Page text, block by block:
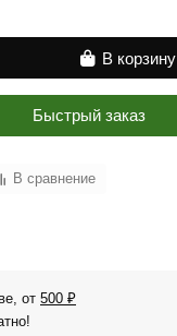
В корзину
Быстрый заказ
В сравнение
от 500 ₽